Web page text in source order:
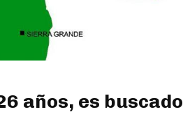
años, es buscado